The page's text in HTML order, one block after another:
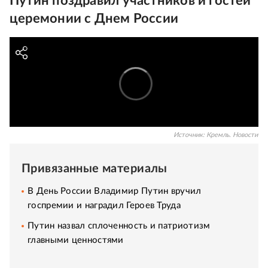
церемонии с Днем России
Источник: Кремль. Новости
Привязанные материалы
В День России Владимир Путин вручил
госпремии и наградил Героев Труда
Путин назвал сплоченность и патриотизм
главными ценностями